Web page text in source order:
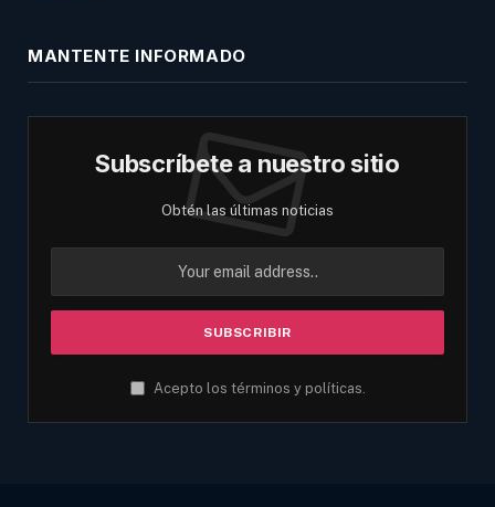
MANTENTE INFORMADO
Subscríbete a nuestro sitio
Obtén las últimas noticias
Acepto los términos y políticas.